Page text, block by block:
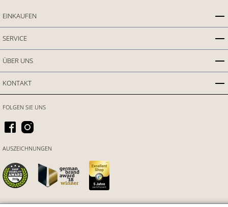
EINKAUFEN
SERVICE
ÜBER UNS
KONTAKT
FOLGEN SIE UNS
AUSZEICHNUNGEN